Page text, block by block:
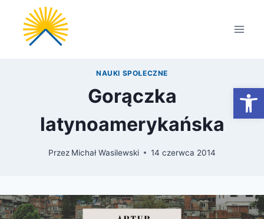
Przejdź
treści
NAUKI SPOŁECZNE
Gorączka
latynoamerykańska
Przez Michał Wasilewski 14 czerwca 2014